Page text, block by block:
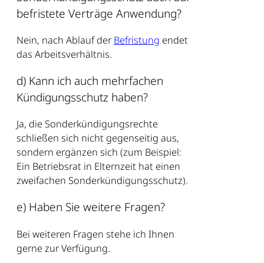
befristete Verträge Anwendung?
Nein, nach Ablauf der Befristung endet
das Arbeitsverhältnis.
d) Kann ich auch mehrfachen
Kündigungsschutz haben?
Ja, die Sonderkündigungsrechte
schließen sich nicht gegenseitig aus,
sondern ergänzen sich (zum Beispiel:
Ein Betriebsrat in Elternzeit hat einen
zweifachen Sonderkündigungsschutz).
e) Haben Sie weitere Fragen?
Bei weiteren Fragen stehe ich Ihnen
gerne zur Verfügung.